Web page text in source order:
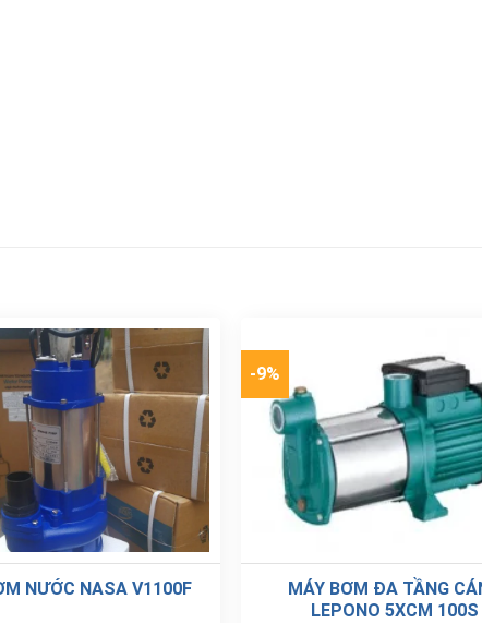
NƯỚC NASA V1100F
-9%
MÁY BƠM ĐA TẦNG
LEPONO 5XCM 100S